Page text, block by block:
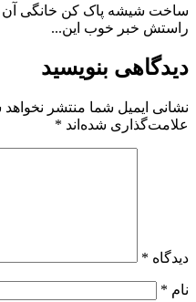
ساخت شیشه پاک کن خانگی
راستش خبر خوب این...
دیدگاهی بنویسید
نشانی ایمیل شما منتشر
علامت‌گذاری شده‌اند *
دیدگاه *
نام *